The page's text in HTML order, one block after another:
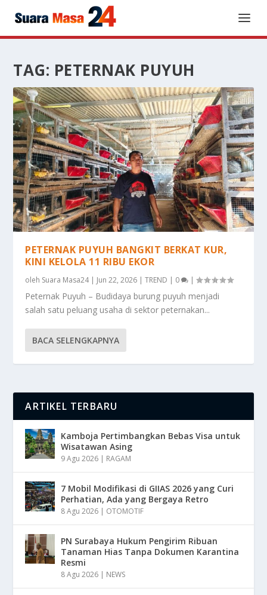
TAG: PETERNAK PUYUH
PETERNAK PUYUH BANGKIT BERKAT KUR,
KINI KELOLA 11 RIBU EKOR
oleh Suara Masa24| Jun 22, 2026 |TREND | 0 |
Peternak Puyuh – Budidaya burung puyuh menjadi
salah satu peluang usaha di sektor peternakan...
BACA SELENGKAPNYA
ARTIKEL TERBARU
Kamboja Pertimbangkan Bebas Visa untuk
Wisatawan Asing
9 Agu 2026 | RAGAM
7 Mobil Modifikasi di GIIAS 2026 yang Curi
Perhatian, Ada yang Bergaya Retro
8 Agu 2026 | OTOMOTIF
PN Surabaya Hukum Pengirim Ribuan
Tanaman Hias Tanpa Dokumen Karantina
Resmi
8 Agu 2026 | NEWS